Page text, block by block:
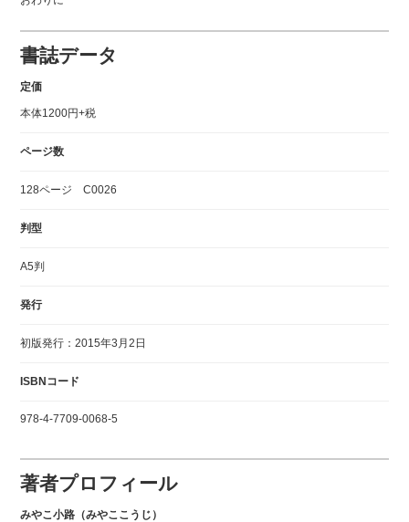
書誌データ
定価
本体1200円+税
ページ数
128ページ C0026
判型
A5判
発行
初版発行：2015年3月2日
ISBNコード
978-4-7709-0068-5
著者プロフィール
みやこ小路（みやここうじ）